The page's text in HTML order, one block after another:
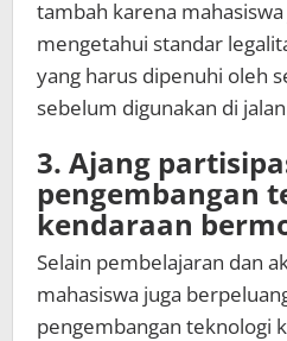
tambah karena
mengetahui standar
yang harus dipenuhi oleh
sebelum digunakan di
3. Ajang
pengembangan
kendaraan
Selain pembelajaran dan
mahasiswa juga
pengembangan teknologi